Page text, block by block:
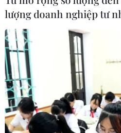
Tạo đột phá từ y tế cơ sở
triển nguồn nhân lực
02/08/2026 03:25
Báo động cận thị học đường
nhiều trẻ giảm thị lực từ rất
01/08/2026 09:31
lượng doanh nghiệp tư